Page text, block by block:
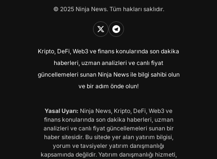
© 2025 Ninja News. Tüm hakları saklıdır.
Kripto, DeFi, Web3 ve finans konularında son dakika
haberleri, uzman analizleri ve canlı fiyat
güncellemeleri sunan Ninja News ile bilgi sahibi olun
ve bir adım önde olun!
Yasal Uyarı: Ninja News, Kripto, DeFi, Web3 ve
finans konularında son dakika haberleri, uzman
analizleri ve canlı fiyat güncellemeleri sunan bir
haber sitesidir. Bu sitede yer alan yatırım bilgisi,
yorum ve tavsiyeler yatırım danışmanlığı
kapsamında değildir. Yatırım danışmanlığı hizmeti,